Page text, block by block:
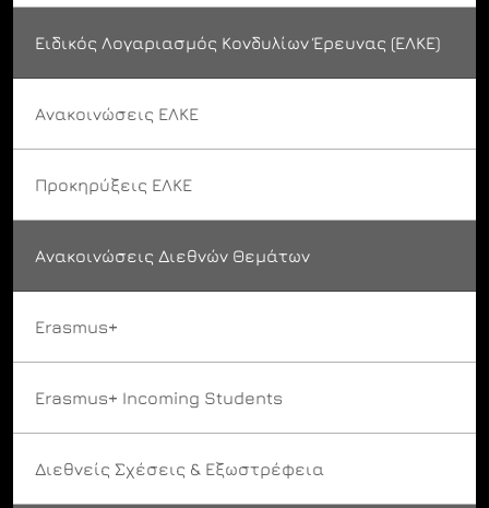
Ειδικός Λογαριασμός Κονδυλίων Έρευνας (ΕΛΚΕ)
Ανακοινώσεις ΕΛΚΕ
Προκηρύξεις ΕΛΚΕ
Ανακοινώσεις Διεθνών Θεμάτων
Erasmus+
Erasmus+ Incoming Students
Διεθνείς Σχέσεις & Εξωστρέφεια